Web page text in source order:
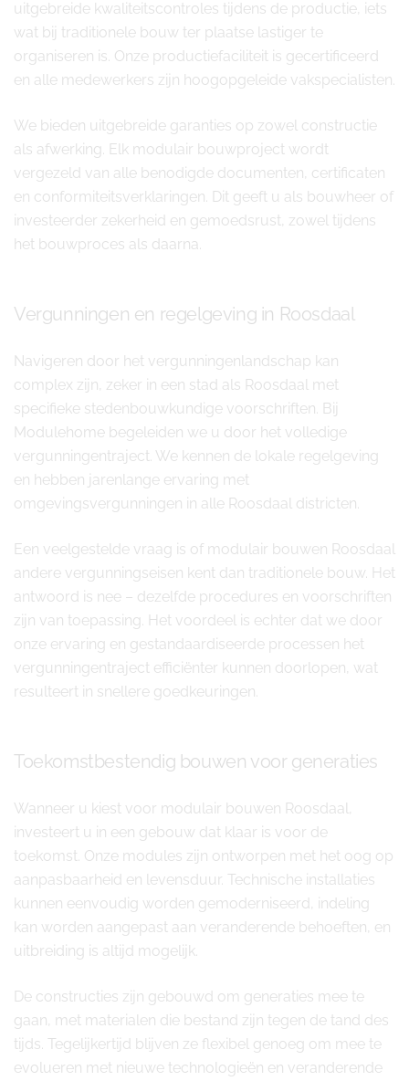
uitgebreide kwaliteitscontroles tijdens de productie, iets
wat bij traditionele bouw ter plaatse lastiger te
organiseren is. Onze productiefaciliteit is gecertificeerd
en alle medewerkers zijn hoogopgeleide vakspecialisten.
We bieden uitgebreide garanties op zowel constructie
als afwerking. Elk modulair bouwproject wordt
vergezeld van alle benodigde documenten, certificaten
en conformiteitsverklaringen. Dit geeft u als bouwheer of
investeerder zekerheid en gemoedsrust, zowel tijdens
het bouwproces als daarna.
Vergunningen en regelgeving in Roosdaal
Navigeren door het vergunningenlandschap kan
complex zijn, zeker in een stad als Roosdaal met
specifieke stedenbouwkundige voorschriften. Bij
Modulehome begeleiden we u door het volledige
vergunningentraject. We kennen de lokale regelgeving
en hebben jarenlange ervaring met
omgevingsvergunningen in alle Roosdaal districten.
Een veelgestelde vraag is of modulair bouwen Roosdaal
andere vergunningseisen kent dan traditionele bouw. Het
antwoord is nee – dezelfde procedures en voorschriften
zijn van toepassing. Het voordeel is echter dat we door
onze ervaring en gestandaardiseerde processen het
vergunningentraject efficiënter kunnen doorlopen, wat
resulteert in snellere goedkeuringen.
Toekomstbestendig bouwen voor generaties
Wanneer u kiest voor modulair bouwen Roosdaal,
investeert u in een gebouw dat klaar is voor de
toekomst. Onze modules zijn ontworpen met het oog op
aanpasbaarheid en levensduur. Technische installaties
kunnen eenvoudig worden gemoderniseerd, indeling
kan worden aangepast aan veranderende behoeften, en
uitbreiding is altijd mogelijk.
De constructies zijn gebouwd om generaties mee te
gaan, met materialen die bestand zijn tegen de tand des
tijds. Tegelijkertijd blijven ze flexibel genoeg om mee te
evolueren met nieuwe technologieën en veranderende